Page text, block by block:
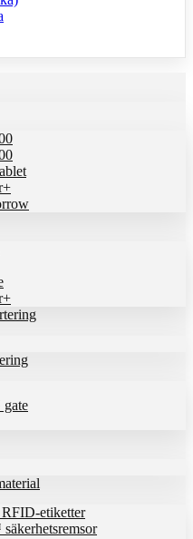
etiketter